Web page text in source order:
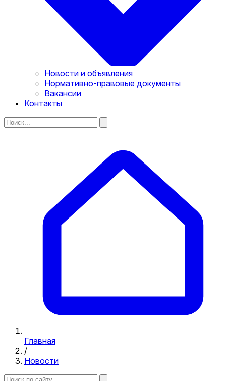
Новости и объявления
Нормативно-правовые документы
Вакансии
Контакты
Главная
/
Новости